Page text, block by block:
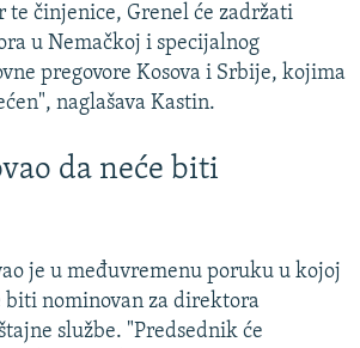
te činjenice, Grenel će zadržati
u Nemačkoj i specijalnog
pregovore Kosova i Srbije, kojima
naglašava Kastin.
da neće biti
je u međuvremenu poruku u kojoj
biti nominovan za direktora
službe. "Predsednik će